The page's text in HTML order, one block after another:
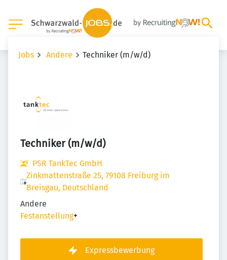
Jobs Andere Techniker (m/w/d)
Techniker (m/w/d)
PSR TankTec GmbH
Zinkmattenstraße 25, 79108 Freiburg im
Breisgau, Deutschland
Andere
Festanstellung+
Expressbewerbung